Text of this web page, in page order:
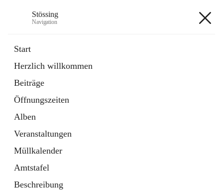
Stössing
Navigation
Start
Herzlich willkommen
Beiträge
Öffnungszeiten
Alben
Veranstaltungen
Müllkalender
Amtstafel
Beschreibung
Datei
in
Tab
Kindergarten
öffnet
in
neuem
Tab